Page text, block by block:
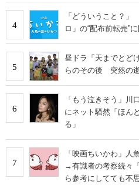
4
「どういうこと？
ロ」の“配布前転売”
5
昼ドラ「天までと
らのその後 突然の
6
「もう泣きそう」川
にネット騒然「ほん
る」
7
「映画ちいかわ」人
→有識者の考察続々
ら参考にしてても不